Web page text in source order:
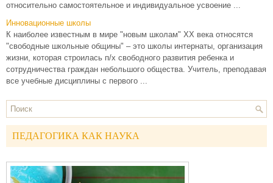
относительно самостоятельное и индивидуальное усвоение ...
Инновационные школы
К наиболее известным в мире "новым школам" ХХ века относятся
"свободные школьные общины" – это школы интернаты, организация
жизни, которая строилась п/х свободного развития ребенка и
сотрудничества граждан небольшого общества. Учитель, преподавая
все учебные дисциплины с первого ...
ПЕДАГОГИКА КАК НАУКА